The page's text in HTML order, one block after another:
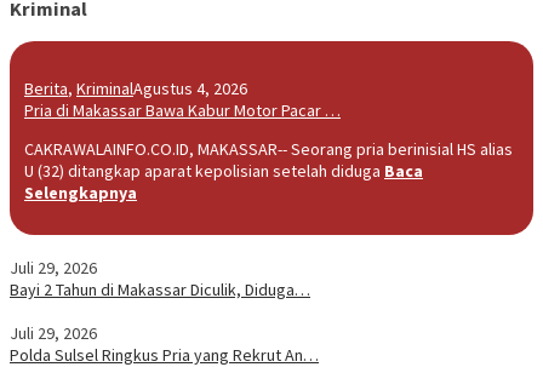
Kriminal
Berita, KriminalAgustus 4, 2026
Pria di Makassar Bawa Kabur Motor Pacar …
CAKRAWALAINFO.CO.ID, MAKASSAR-- Seorang pria berinisial HS alias
U (32) ditangkap aparat kepolisian setelah diduga Baca
Selengkapnya
Juli 29, 2026
Bayi 2 Tahun di Makassar Diculik, Diduga…
Juli 29, 2026
Polda Sulsel Ringkus Pria yang Rekrut An…